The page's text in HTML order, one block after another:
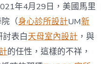
林
將
新
冠
病
毒
年4月29日，美國馬里
（身心診所設計UM新
討表白天母室內設計 ，與
的任性，這樣的不祥，